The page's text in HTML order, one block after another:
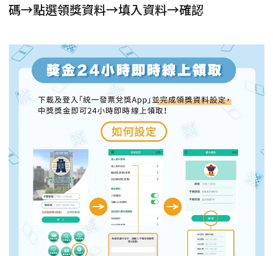
碼→點選領獎資料→填入資料→確認